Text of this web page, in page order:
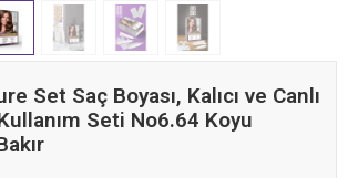
Set Saç Boyası, Kalıcı ve Canlı
Seti No6.64 Koyu